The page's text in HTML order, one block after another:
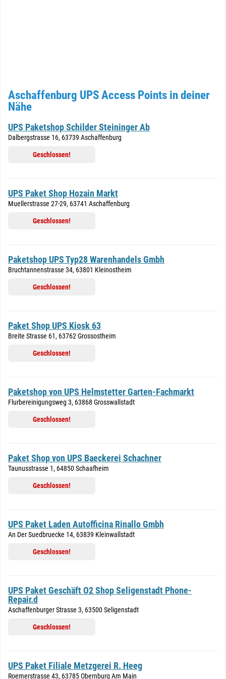
Aschaffenburg UPS Access Points in deiner
Nähe
UPS Paketshop Schilder Steininger Ab
Dalbergstrasse 16, 63739 Aschaffenburg
Geschlossen!
UPS Paket Shop Hozain Markt
Muellerstrasse 27-29, 63741 Aschaffenburg
Geschlossen!
Paketshop UPS Typ28 Warenhandels Gmbh
Bruchtannenstrasse 34, 63801 Kleinostheim
Geschlossen!
Paket Shop UPS Kiosk 63
Breite Strasse 61, 63762 Grossostheim
Geschlossen!
Paketshop von UPS Helmstetter Garten-Fachmarkt
Flurbereinigungsweg 3, 63868 Grosswallstadt
Geschlossen!
Paket Shop von UPS Baeckerei Schachner
Taunusstrasse 1, 64850 Schaafheim
Geschlossen!
UPS Paket Laden Autofficina Rinallo Gmbh
An Der Suedbruecke 14, 63839 Kleinwallstadt
Geschlossen!
UPS Paket Geschäft O2 Shop Seligenstadt Phone-
Repair.d
Aschaffenburger Strasse 3, 63500 Seligenstadt
Geschlossen!
UPS Paket Filiale Metzgerei R. Heeg
Roemerstrasse 43, 63785 Obernburg Am Main